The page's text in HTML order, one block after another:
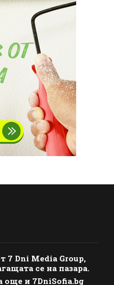
7 Dni Media Group,
се на пазара.
още и 7DniSofia.bg